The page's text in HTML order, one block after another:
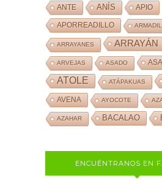
ANTE ANÍS APIO
APORREADILLO
ARRAYANES ARRAYÁN
ARVEJAS ASADO
ATOLE ATÁPAKUAS
AVENA AYOCOTE
AZAHAR BACALAO
ENCUÉNTRANOS EN